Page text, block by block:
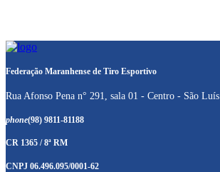
Federação Maranhense de Tiro Esportivo
Rua Afonso Pena n° 291, sala 01 - Centro - São
phone(98) 9811-81188
CR 1365 / 8ª RM
CNPJ 06.496.095/0001-62